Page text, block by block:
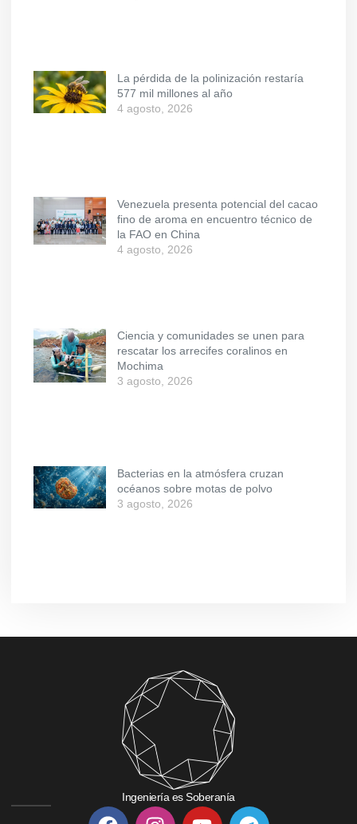
La pérdida de la polinización restaría
577 mil millones al año
4 agosto, 2026
Venezuela presenta potencial del cacao
fino de aroma en encuentro técnico de
la FAO en China
4 agosto, 2026
Ciencia y comunidades se unen para
rescatar los arrecifes coralinos en
Mochima
3 agosto, 2026
Bacterias en la atmósfera cruzan
océanos sobre motas de polvo
3 agosto, 2026
Ingeniería es Soberanía